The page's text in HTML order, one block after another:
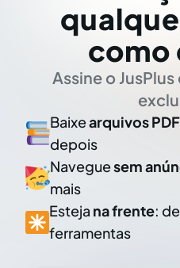
como
Assine o
Baixearquivos PDF
depois
Naveguesem
mais
Esteja na frente:
ferramentas